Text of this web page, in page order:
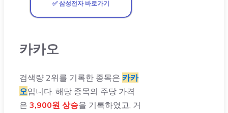
✅ 삼성전자 바로가기
카카오
검색량 2위를 기록한 종목은 카카
오입니다. 해당 종목의 주당 가격
은 3,900원 상승을 기록하였고, 거